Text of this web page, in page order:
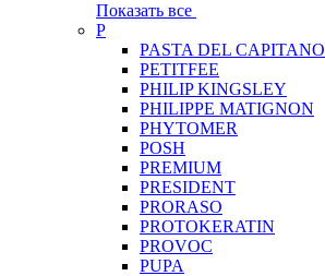
Показать все
P
PASTA DEL CAPITANO
PETITFEE
PHILIP KINGSLEY
PHILIPPE MATIGNON
PHYTOMER
POSH
PREMIUM
PRESIDENT
PRORASO
PROTOKERATIN
PROVOC
PUPA